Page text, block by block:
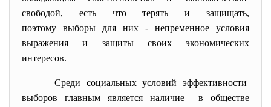
свободой, есть что терять и защищать,
поэтому выборы для них - непременное условия
выражения и защиты своих экономических
интересов.
Среди социальных условий эффективности
выборов главным является наличие в обществе